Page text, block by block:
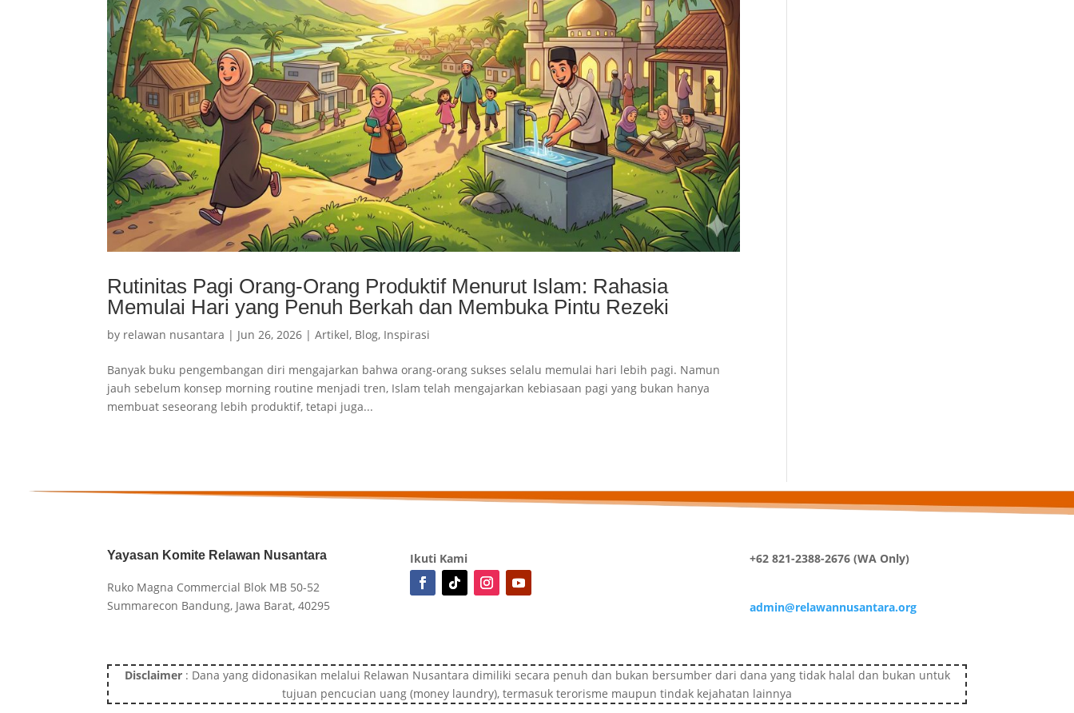
Rutinitas Pagi Orang-Orang Produktif Menurut Islam: Rahasia
Memulai Hari yang Penuh Berkah dan Membuka Pintu Rezeki
by relawan nusantara | Jun 26, 2026 |Artikel, Blog, Inspirasi
Banyak buku pengembangan diri mengajarkan bahwa orang-orang sukses selalu memulai hari lebih pagi. Namun
jauh sebelum konsep morning routine menjadi tren, Islam telah mengajarkan kebiasaan pagi yang bukan hanya
membuat seseorang lebih produktif, tetapi juga...
Yayasan Komite Relawan Nusantara
Ruko Magna Commercial Blok MB 50-52
Summarecon Bandung, Jawa Barat, 40295
Ikuti Kami +62 821-2388-2676 (WA Only)
admin@relawannusantara.org
Disclaimer: Dana yang didonasikan melalui Relawan Nusantara dimiliki secara penuh dan bukan bersumber dari dana yang tidak halal dan bukan untuk
tujuan pencucian uang (money laundry), termasuk terorisme maupun tindak kejahatan lainnya